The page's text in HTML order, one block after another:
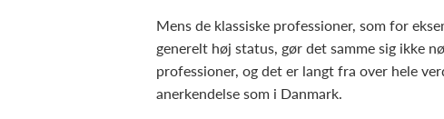
Mens de klassiske professioner, som for
generelt høj status, gør det samme sig ikke
professioner, og det er langt fra over hele
anerkendelse som i Danmark.